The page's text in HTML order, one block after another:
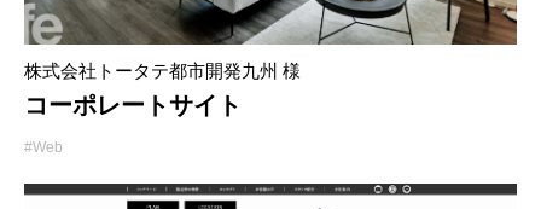
株式会社トータテ都市開発九州 様
コーポレートサイト
#Web